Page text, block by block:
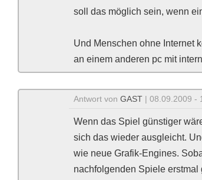
soll das möglich sein, wenn
Und Menschen ohne Internet
an einem anderen pc mit
Antwort von GAST | 08.09.2009 -
Wenn das Spiel günstiger
sich das wieder ausgleicht.
wie neue Grafik-Engines.
nachfolgenden Spiele erstmal